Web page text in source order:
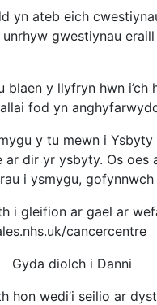
yn ateb eich
gwestiynau
blaen y llyfryn hwn i’ch
fod yn
y tu mewn i Ysbyty
ar dir yr ysbyty. Os oes
i ysmygu, gofynnwch
i gleifion ar gael ar
cancercentre
Gyda diolch i Danni
hon wedi’i seilio ar